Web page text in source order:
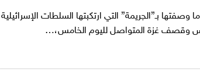
وصفتها بـ”الجريمة” التي ارتكبتها السلطات الإسرائيلية
وقصف غزة المتواصل لليوم الخامس،…